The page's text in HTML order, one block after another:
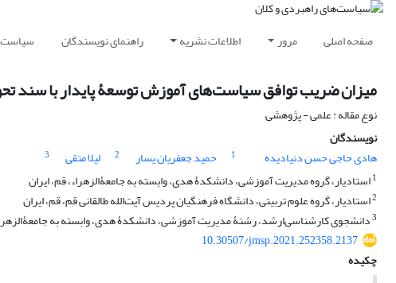
صفحه اصلی مرور اطلاعات نشریه راهنمای نویسندگان سیاست
میزان ضریب توافق سیاست‌های آموزش توسعۀ پایدار با سند
نوع مقاله : علمی - پژوهشی
نویسندگان
هادی حاجی حسن دنیادیده
1 حمید جعفریان یسار 2 لیلا متقی
3
1استادیار، گروه مدیریت آموزشی، دانشکدۀ هدی، وابسته به جامعۀ‌الزهراء، قم، ایران
2استادیار، گروه علوم تربیتی، دانشگاه فرهنگیان پردیس آیت‌الله طالقانی قم، قم، ایران
3دانشجوی کارشناسی‌ارشد، رشتۀ مدیریت آموزشی، دانشکدۀ هدی، وابسته به
10.30507/jmsp.2021.252358.2137
چکیده